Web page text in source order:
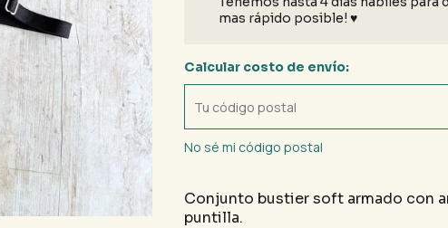
mas rápido posible! ♥
Calcular costo de envío:
No sé mi código postal
Conjunto bustier soft armado con
puntilla.